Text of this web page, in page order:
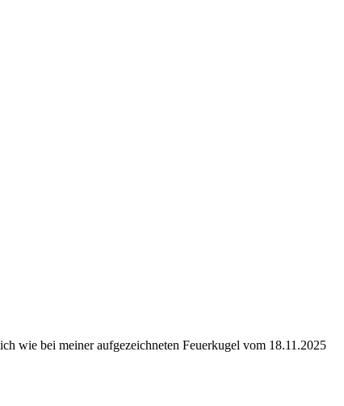
wie bei meiner aufgezeichneten Feuerkugel vom 18.11.2025